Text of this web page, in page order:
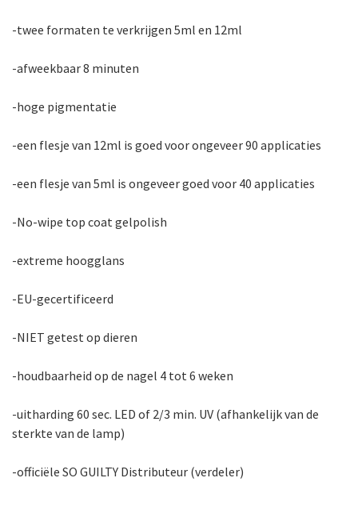
-twee formaten te verkrijgen 5ml en 12ml
-afweekbaar 8 minuten
-hoge pigmentatie
-een flesje van 12ml is goed voor ongeveer 90 applicaties
-een flesje van 5ml is ongeveer goed voor 40 applicaties
-No-wipe top coat gelpolish
-extreme hoogglans
-EU-gecertificeerd
-NIET getest op dieren
-houdbaarheid op de nagel 4 tot 6 weken
-uitharding 60 sec. LED of 2/3 min. UV (afhankelijk van de
sterkte van de lamp)
-officiële SO GUILTY Distributeur (verdeler)